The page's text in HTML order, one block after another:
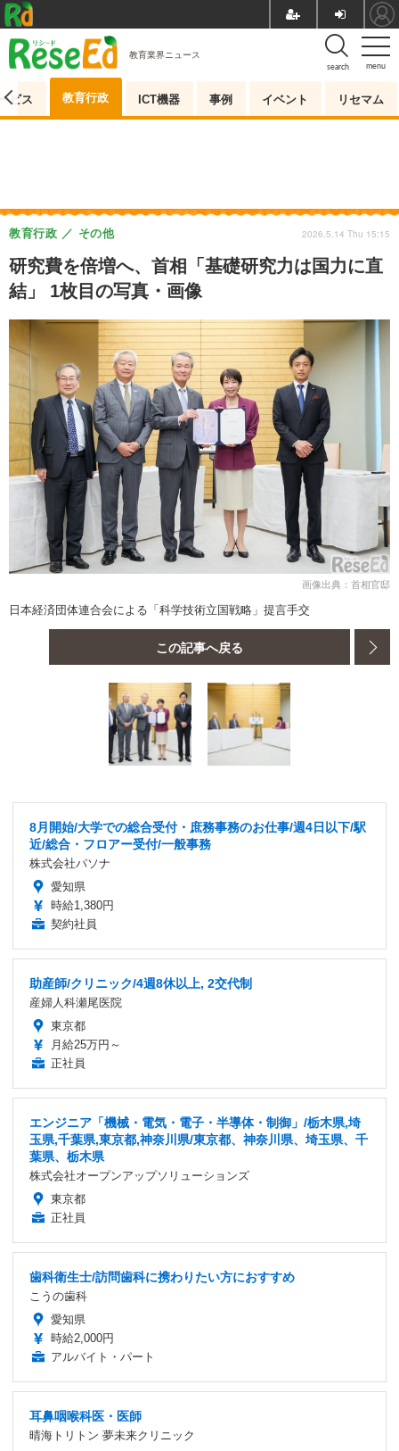
menu
search
教育業界ニュース
ビス 教育行政 ICT機器 事例 イベント リセマム
研究費を倍増へ、首相「基礎研究力は国力に直
結」 1枚目の写真・画像
教育行政 その他 2026.5.14 Thu 15:15
画像出典：首相官邸
日本経済団体連合会による「科学技術立国戦略」提言手交
この記事へ戻る
8月開始/大学での総合受付・庶務事務のお仕事/週4日以下/駅
近/総合・フロアー受付/一般事務
株式会社パソナ
愛知県
時給1,380円
契約社員
助産師/クリニック/4週8休以上, 2交代制
産婦人科瀬尾医院
東京都
月給25万円～
正社員
エンジニア「機械・電気・電子・半導体・制御」/栃木県,埼
玉県,千葉県,東京都,神奈川県/東京都、神奈川県、埼玉県、千
葉県、栃木県
株式会社オープンアップソリューションズ
東京都
正社員
歯科衛生士/訪問歯科に携わりたい方におすすめ
こうの歯科
愛知県
時給2,000円
アルバイト・パート
耳鼻咽喉科医・医師
晴海トリトン 夢未来クリニック